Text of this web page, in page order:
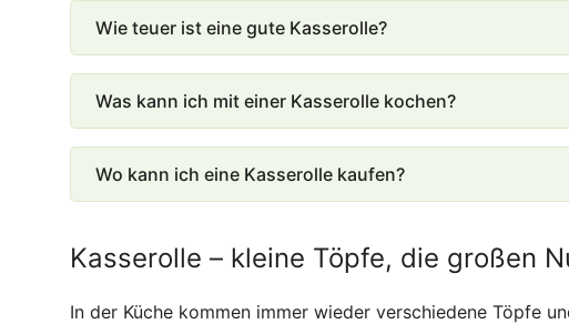
Wie teuer ist eine gute Kasserolle?
Was kann ich mit einer Kasserolle kochen?
Wo kann ich eine Kasserolle kaufen?
Kasserolle – kleine Töpfe, die großen
In der Küche kommen immer wieder verschiedene Töpfe